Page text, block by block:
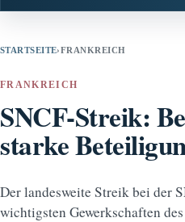
STARTSEITE›FRANKREICH
FRANKREICH
SNCF-Streik:
starke
Der landesweite Streik bei der
wichtigsten Gewerkschaften